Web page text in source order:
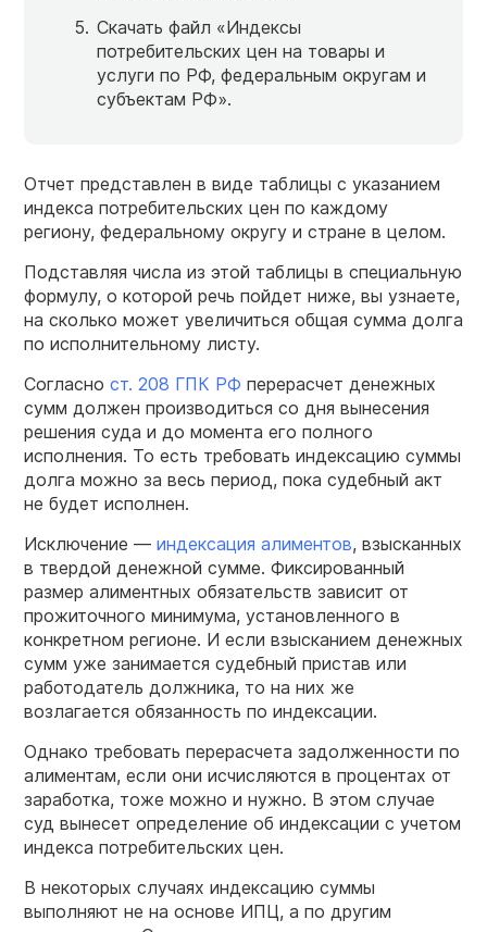
Скачать файл «Индексы
потребительских цен на товары и
услуги по РФ, федеральным округам и
субъектам РФ».
Отчет представлен в виде таблицы с указанием
индекса потребительских цен по каждому
региону, федеральному округу и стране в целом.
Подставляя числа из этой таблицы в специальную
формулу, о которой речь пойдет ниже, вы узнаете,
на сколько может увеличиться общая сумма долга
по исполнительному листу.
Согласно ст. 208 ГПК РФ перерасчет денежных
сумм должен производиться со дня вынесения
решения суда и до момента его полного
исполнения. То есть требовать индексацию суммы
долга можно за весь период, пока судебный акт
не будет исполнен.
Исключение — индексация алиментов, взысканных
в твердой денежной сумме. Фиксированный
размер алиментных обязательств зависит от
прожиточного минимума, установленного в
конкретном регионе. И если взысканием денежных
сумм уже занимается судебный пристав или
работодатель должника, то на них же
возлагается обязанность по индексации.
Однако требовать перерасчета задолженности по
алиментам, если они исчисляются в процентах от
заработка, тоже можно и нужно. В этом случае
суд вынесет определение об индексации с учетом
индекса потребительских цен.
В некоторых случаях индексацию суммы
выполняют не на основе ИПЦ, а по другим